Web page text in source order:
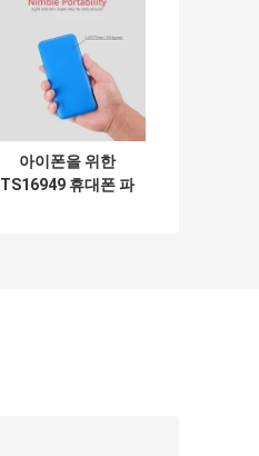
아이폰을 위한
TS16949 휴대폰 파